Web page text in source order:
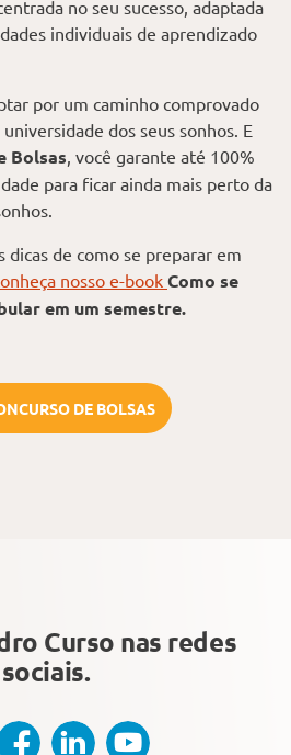
no seu sucesso, adaptada
individuais de aprendizado
por um caminho comprovado
dos seus sonhos. E
Bolsas , você garante até 100%
para ficar ainda mais perto da
dicas de como se preparar em
nosso e-book Como se
em um semestre.
DE BOLSAS
Curso nas redes
sociais.